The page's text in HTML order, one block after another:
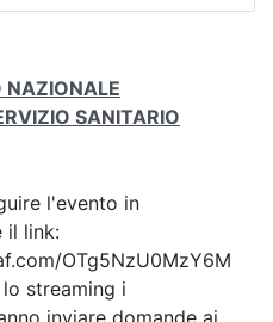
NAZIONALE
SANITARIO
l'evento in
il link:
OTg5NzU0MzY6M
streaming i
inviare domande ai